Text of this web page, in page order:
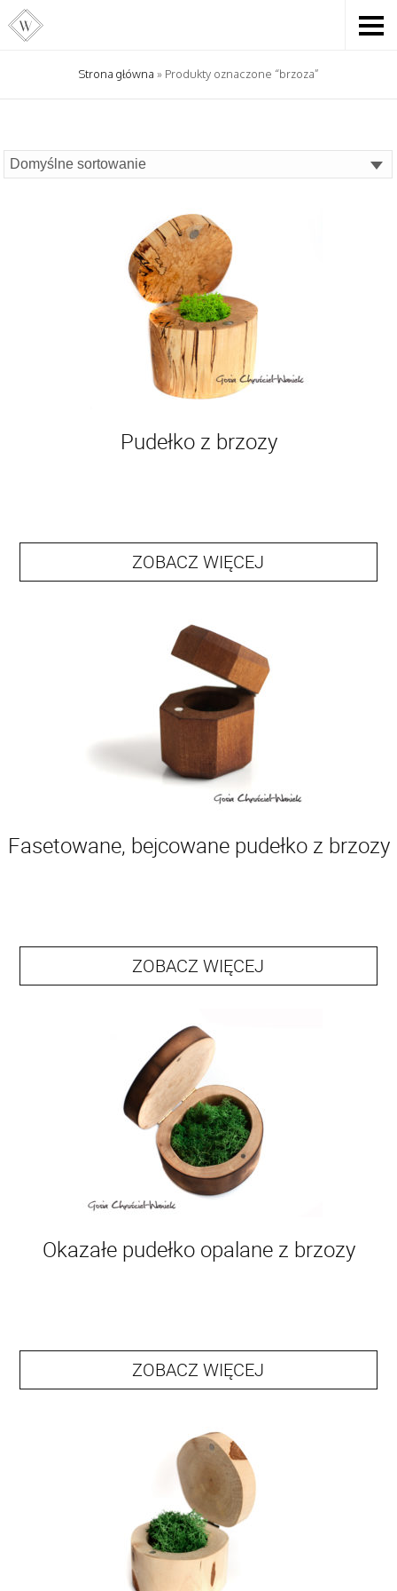
Strona główna » Produkty oznaczone “brzoza”
Pudełko z brzozy
ZOBACZ WIĘCEJ
Fasetowane, bejcowane pudełko z brzozy
ZOBACZ WIĘCEJ
Okazałe pudełko opalane z brzozy
ZOBACZ WIĘCEJ